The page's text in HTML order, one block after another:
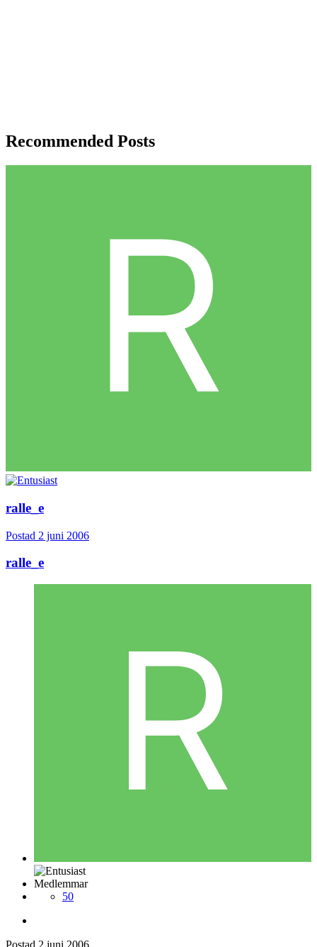
Recommended Posts
ralle_e
Postad 2 juni 2006
ralle_e
Medlemmar
50
Postad 2 juni 2006